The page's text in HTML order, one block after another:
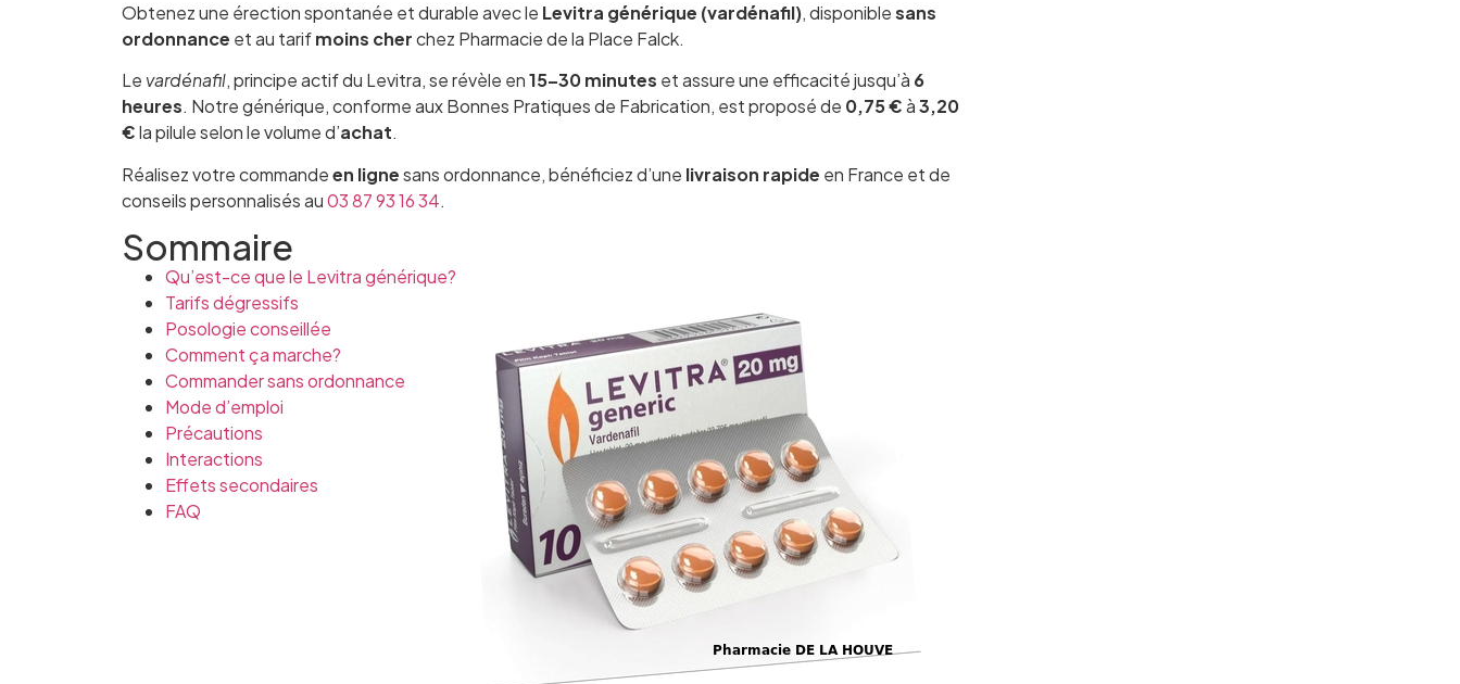
Obtenez une érection spontanée et durable avec le Levitra générique (vardénafil), disponiblesans
ordonnance et au tarifmoins cherchez Pharmacie de la Place Falck.
Le vardénafil, principe actif du Levitra, se révèle en15–30 minutes et assure une efficacité jusqu’à 6
heures. Notre générique, conforme aux Bonnes Pratiques de Fabrication, est proposé de 0,75 €à3,20
€la pilule selon le volume d’achat.
Réalisez votre commandeen lignesans ordonnance, bénéficiez d’une livraison rapide en France et de
conseils personnalisés au03 87 93 16 34.
Sommaire
Qu’est-ce que le Levitra générique?
Tarifs dégressifs
Posologie conseillée
Comment ça marche?
Commander sans ordonnance
Mode d’emploi
Précautions
Interactions
Effets secondaires
FAQ